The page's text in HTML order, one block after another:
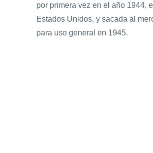
por primera vez en el año 1944,
Estados Unidos, y sacada al
para uso general en 1945.